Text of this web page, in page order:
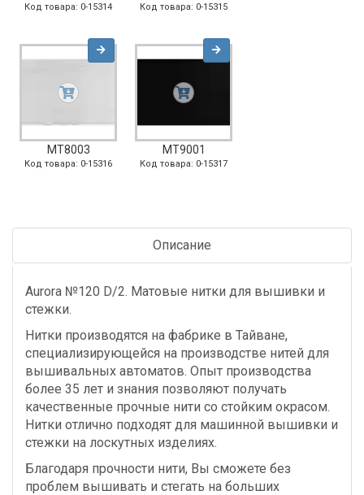
Код товара: 0-15314 Код товара: 0-15315
MT8003
Код товара: 0-15316
MT9001
Код товара: 0-15317
Описание
Aurora №120 D/2. Матовые нитки для вышивки и
стежки.
Нитки производятся на фабрике в Тайване,
специализирующейся на производстве нитей для
вышивальных автоматов. Опыт производства
более 35 лет и знания позволяют получать
качественные прочные нити со стойким окрасом.
Нитки отлично подходят для машинной вышивки и
стежки на лоскутных изделиях.
Благодаря прочности нити, Вы сможете без
проблем вышивать и стегать на больших